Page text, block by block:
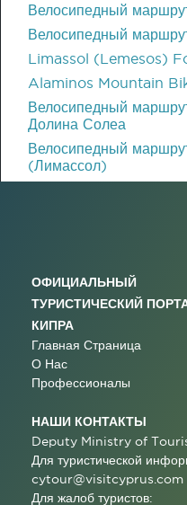
Велосипедный
Велосипедный
Limassol (Lemesos)
Alaminos Mountain
Велосипедный
Долина Солеа
Велосипедный
(Лимассол)
ОФИЦИАЛЬНЫЙ
ТУРИСТИЧЕСКИЙ
КИПРА
Главная Страница
О Нас
Профессионалы
НАШИ КОНТАКТЫ
Deputy Ministry of
Для туристической
cytour@visitcyprus.com
Для жалоб туристов: